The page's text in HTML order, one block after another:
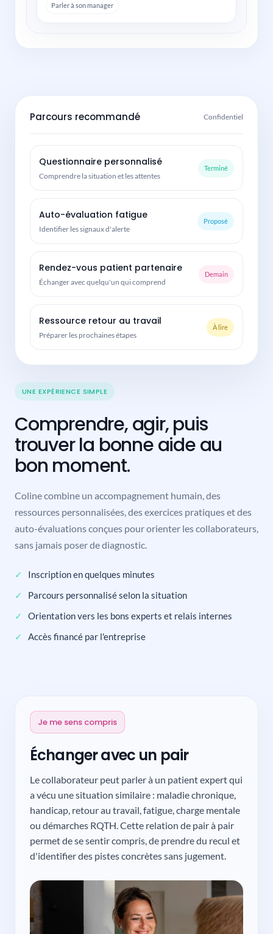
Parler à son manager
Parcours recommandé Confidentiel
Questionnaire personnalisé
Comprendre la situation et les attentes
Terminé
Auto-évaluation fatigue
Identifier les signaux d'alerte
Proposé
Rendez-vous patient partenaire
Échanger avec quelqu'un qui comprend
Demain
Ressource retour au travail
Préparer les prochaines étapes
À lire
UNE EXPÉRIENCE SIMPLE
Comprendre, agir, puis
trouver la bonne aide au
bon moment.
Coline combine un accompagnement humain, des
ressources personnalisées, des exercices pratiques et des
auto-évaluations conçues pour orienter les collaborateurs,
sans jamais poser de diagnostic.
Inscription en quelques minutes
Parcours personnalisé selon la situation
Orientation vers les bons experts et relais internes
Accès financé par l'entreprise
Je me sens compris
Échanger avec un pair
Le collaborateur peut parler à un patient expert qui
a vécu une situation similaire : maladie chronique,
handicap, retour au travail, fatigue, charge mentale
ou démarches RQTH. Cette relation de pair à pair
permet de se sentir compris, de prendre du recul et
d'identifier des pistes concrètes sans jugement.